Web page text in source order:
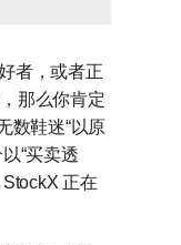
者，或者正
那么你肯定
数鞋迷“以原
“买卖透
正在